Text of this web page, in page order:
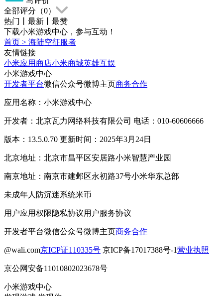
全部评分（0）
热门
最新
最赞
下载小米游戏中心，参与互动！
首页 > 海陆空征服者
友情链接
小米应用商店小米商城英雄互娱
小米游戏中心
开发者平台微信公众号微博主页商务合作
应用名称：小米游戏中心
开发者：北京瓦力网络科技有限公司 电话：010-60606666
版本：13.5.0.70 更新时间：2025年3月24日
北京地址：北京市昌平区安居路小米智慧产业园
南京地址：南京市建邺区永初路37号小米华东总部
未成年人防沉迷系统米币
用户应用权限隐私协议用户服务协议
开发者平台微信公众号微博主页商务合作
@wali.com京ICP证110335号 京ICP备17017388号-1营业执照
京公网安备11010802023678号
小米游戏中心